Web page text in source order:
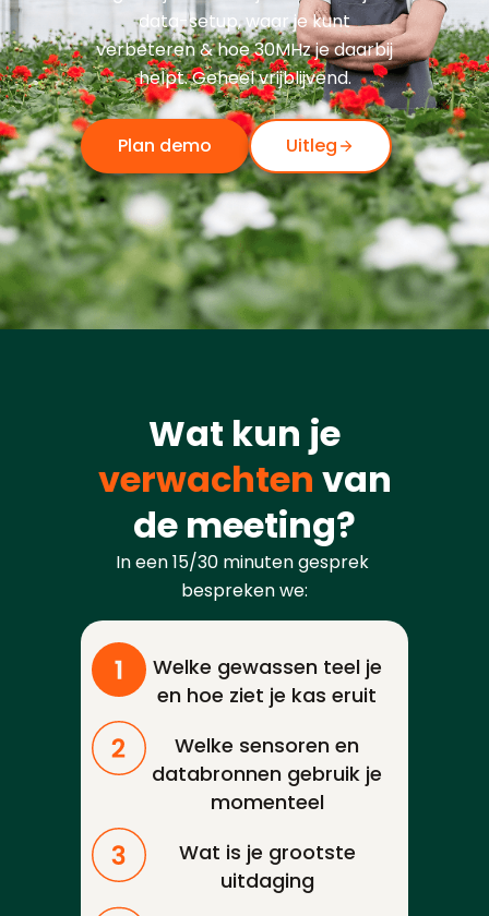
data-setup, waar je kunt
verbeteren & hoe 30MHz je daarbij
helpt. Geheel vrijblijvend.
Plan demo Uitleg
Wat kun je
verwachten van
de meeting?
In een 15/30 minuten gesprek
bespreken we:
Welke gewassen teel je
en hoe ziet je kas eruit
Welke sensoren en
databronnen gebruik je
momenteel
Wat is je grootste
uitdaging